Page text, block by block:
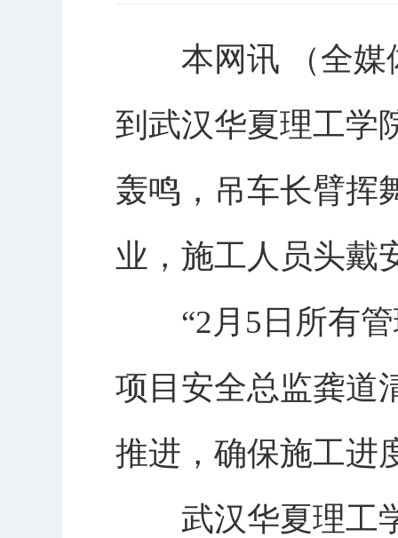
本网讯 （全媒
到武汉华夏理工学
轰鸣，吊车长臂挥
业，施工人员头戴
“2月5日所有管
项目安全总监龚道
推进，确保施工进
武汉华夏理工学